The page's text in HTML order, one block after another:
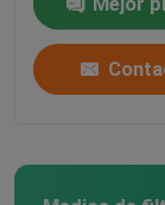
Medios de
color blanco